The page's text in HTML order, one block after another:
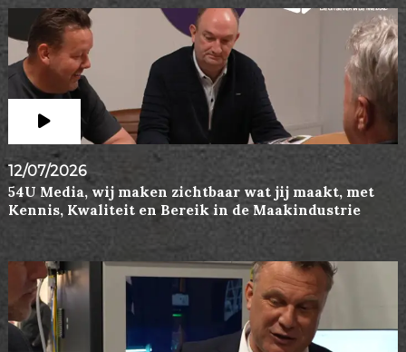
12/07/2026
54U Media, wij maken zichtbaar wat jij maakt, met
Kennis, Kwaliteit en Bereik in de Maakindustrie